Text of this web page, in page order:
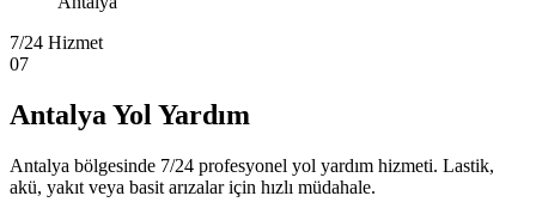
7/24 Hizmet
07
Antalya Yol Yardım
Antalya bölgesinde 7/24 profesyonel yol yardım hizmeti. Lastik,
akü, yakıt veya basit arızalar için hızlı müdahale.